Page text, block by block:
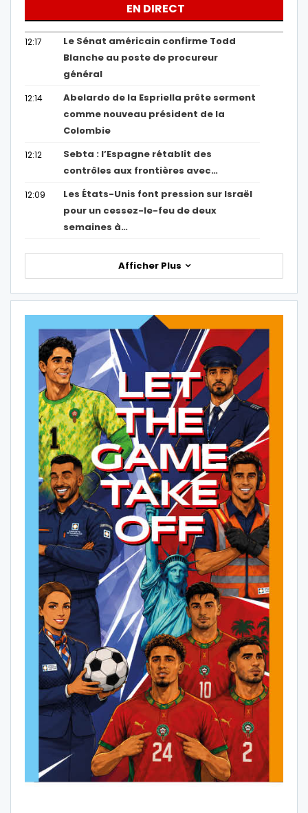
EN DIRECT
12:17
Le Sénat américain confirme Todd
Blanche au poste de procureur
général
12:14
Abelardo de la Espriella prête serment
comme nouveau président de la
Colombie
12:12
Sebta : l’Espagne rétablit des
contrôles aux frontières avec…
12:09
Les États-Unis font pression sur Israël
pour un cessez-le-feu de deux
semaines à…
Afficher Plus